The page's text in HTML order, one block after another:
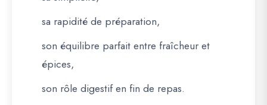
sa rapidité de préparation,
son équilibre parfait entre fraîcheur et
épices,
son rôle digestif en fin de repas.